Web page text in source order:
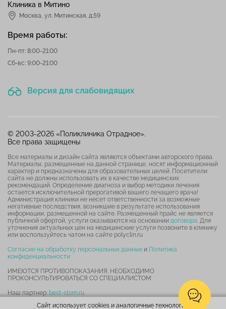
Клиника в Митино
Москва, ул. Митинская, д.59
Время работы:
Пн-пт: 8:00-21:00
Сб-вс: 9:00-21:00
Версия для слабовидящих
© 2003-2026 «Поликлиника Отрадное».
Все права защищены
Все материалы и дизайн сайта являются объектами авторского права.
Материалы, размещенные на данной странице, носят информационный
характер и предназначены для образовательных целей. Посетители
сайта не должны использовать их в качестве медицинских
рекомендаций. Определение диагноза и выбор методики лечения
остается исключительной прерогативой вашего лечащего врача!
Администрация клиники не несет ответственности за возможные
негативные последствия, возникшие в результате использования
информации, размещенной на сайте. Размещенный прайс не является
публичной офертой, услуги оказываются на основании договора. Для
уточнения актуальных цен на медицинские услуги позвоните в клинику
или воспользуйтесь чатом на сайте polyclin.ru
Согласие на обработку персональных данных и Политика
конфиденциальности
ИМЕЮТСЯ ПРОТИВОПОКАЗАНИЯ. НЕОБХОДИМО
ПРОКОНСУЛЬТИРОВАТЬСЯ СО СПЕЦИАЛИСТОМ
Наш партнер: best-stom.ru
Сайт использует cookies и аналогичные технологии.